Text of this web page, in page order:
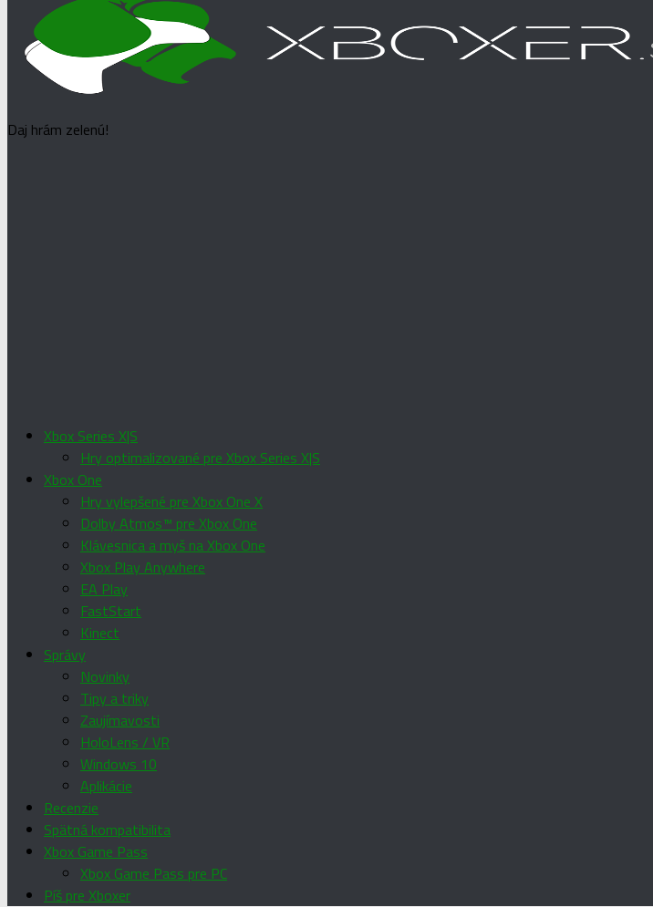
Daj hrám zelenú!
Xbox Series X|S
Hry optimalizované pre Xbox Series X|S
Xbox One
Hry vylepšené pre Xbox One X
Dolby Atmos™ pre Xbox One
Klávesnica a myš na Xbox One
Xbox Play Anywhere
EA Play
FastStart
Kinect
Správy
Novinky
Tipy a triky
Zaujímavosti
HoloLens / VR
Windows 10
Aplikácie
Recenzie
Spätná kompatibilita
Xbox Game Pass
Xbox Game Pass pre PC
Píš pre Xboxer